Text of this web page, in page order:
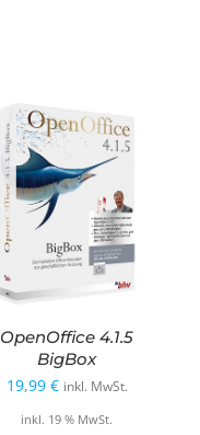
OpenOffice 4.1.5
BigBox
19,99 € inkl. MwSt.
inkl. 19 % MwSt.